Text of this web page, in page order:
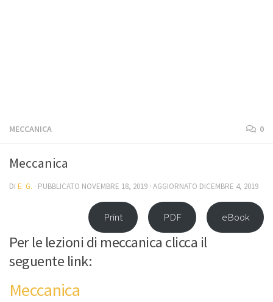
MECCANICA 0
Meccanica
DI E. G. · PUBBLICATO NOVEMBRE 18, 2019 · AGGIORNATO DICEMBRE 4, 2019
Print PDF eBook
Per le lezioni di meccanica clicca il
seguente link:
Meccanica